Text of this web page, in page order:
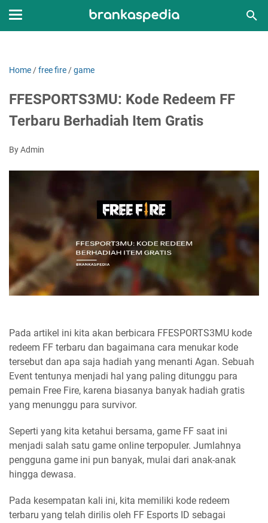
Home /free fire /game
FFESPORTS3MU: Kode Redeem FF
Terbaru Berhadiah Item Gratis
By Admin
Pada artikel ini kita akan berbicara FFESPORTS3MU kode
redeem FF terbaru dan bagaimana cara menukar kode
tersebut dan apa saja hadiah yang menanti Agan. Sebuah
Event tentunya menjadi hal yang paling ditunggu para
pemain Free Fire, karena biasanya banyak hadiah gratis
yang menunggu para survivor.
Seperti yang kita ketahui bersama, game FF saat ini
menjadi salah satu game online terpopuler. Jumlahnya
pengguna game ini pun banyak, mulai dari anak-anak
hingga dewasa.
Pada kesempatan kali ini, kita memiliki kode redeem
terbaru yang telah dirilis oleh FF Esports ID sebagai